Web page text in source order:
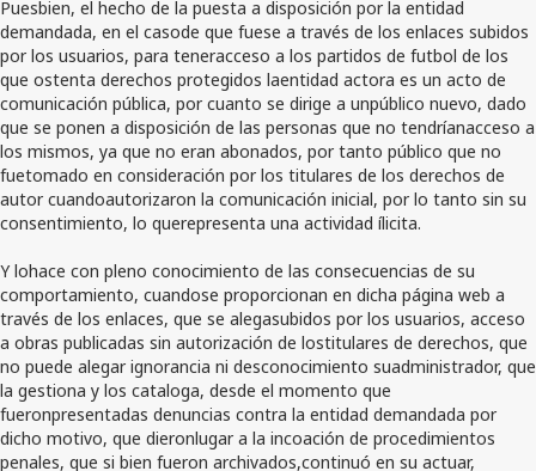
Puesbien, el hecho de la puesta a disposición por la entidad
demandada, en el casode que fuese a través de los enlaces subidos
por los usuarios, para teneracceso a los partidos de futbol de los
que ostenta derechos protegidos laentidad actora es un acto de
comunicación pública, por cuanto se dirige a unpúblico nuevo, dado
que se ponen a disposición de las personas que no tendríanacceso a
los mismos, ya que no eran abonados, por tanto público que no
fuetomado en consideración por los titulares de los derechos de
autor cuandoautorizaron la comunicación inicial, por lo tanto sin su
consentimiento, lo querepresenta una actividad ílicita.
Y lohace con pleno conocimiento de las consecuencias de su
comportamiento, cuandose proporcionan en dicha página web a
través de los enlaces, que se alegasubidos por los usuarios, acceso
a obras publicadas sin autorización de lostitulares de derechos, que
no puede alegar ignorancia ni desconocimiento suadministrador, que
la gestiona y los cataloga, desde el momento que
fueronpresentadas denuncias contra la entidad demandada por
dicho motivo, que dieronlugar a la incoación de procedimientos
penales, que si bien fueron archivados,continuó en su actuar,